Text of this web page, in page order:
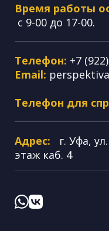
Время работы
с 9-00 до 17-00.
Телефон: +7
Email:
Телефон для
Адрес: г. Уфа,
этаж каб. 4